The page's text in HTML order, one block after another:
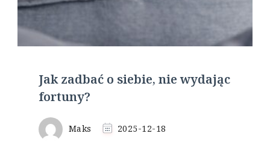
Jak zadbać o siebie, nie wydając
fortuny?
Maks 2025-12-18